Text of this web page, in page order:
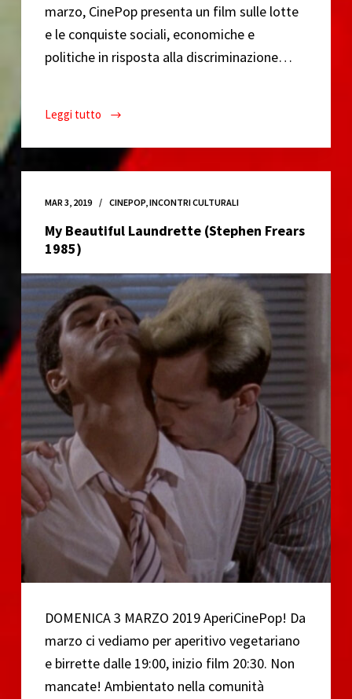
marzo, CinePop presenta un film sulle lotte
e le conquiste sociali, economiche e
politiche in risposta alla discriminazione…
Leggi tutto
Made
Dagenham
Cole
MAR 3, 2019 CINEPOP,INCONTRI CULTURALI
My Beautiful Laundrette (Stephen Frears
1985)
DOMENICA 3 MARZO 2019 AperiCinePop! Da
marzo ci vediamo per aperitivo vegetariano
e birrette dalle 19:00, inizio film 20:30. Non
mancate! Ambientato nella comunità